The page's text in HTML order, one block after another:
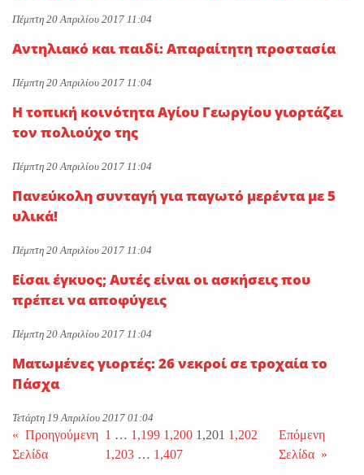
Πέμπτη 20 Απριλίου 2017 11:04
Αντηλιακό και παιδί: Απαραίτητη προστασία
Πέμπτη 20 Απριλίου 2017 11:04
Η τοπική κοινότητα Αγίου Γεωργίου γιορτάζει
τον πολιούχο της
Πέμπτη 20 Απριλίου 2017 11:04
Πανεύκολη συνταγή για παγωτό μερέντα με 5
υλικά!
Πέμπτη 20 Απριλίου 2017 11:04
Είσαι έγκυος; Αυτές είναι οι ασκήσεις που
πρέπει να αποφύγεις
Πέμπτη 20 Απριλίου 2017 11:04
Ματωμένες γιορτές: 26 νεκροί σε τροχαία το
Πάσχα
Τετάρτη 19 Απριλίου 2017 01:04
« Προηγούμενη
Σελίδα
1 … 1,199 1,200 1,201 1,202
1,203 … 1,407
Επόμενη
Σελίδα »